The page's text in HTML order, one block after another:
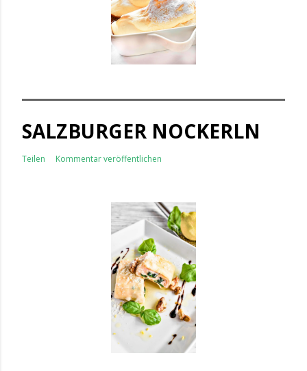
SALZBURGER NOCKERLN
Teilen Kommentar veröffentlichen